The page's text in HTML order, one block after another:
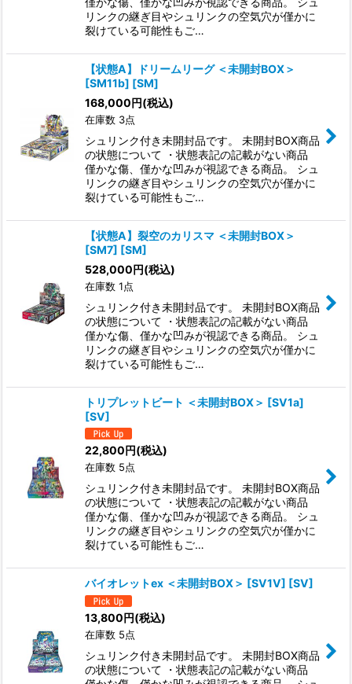
リンクの継ぎ目やシュリンクの空気穴が僅かに
裂けている可能性もご…
【状態A】ドリームリーグ ＜未開封BOX＞
[SM11b] [SM]
168,000円(税込)
在庫数 3点
シュリンク付き未開封品です。 未開封BOX商品
の状態について ・状態表記の記載がない商品
僅かな傷、僅かな凹みが視認できる商品。 シュ
リンクの継ぎ目やシュリンクの空気穴が僅かに
裂けている可能性もご…
【状態A】裂空のカリスマ ＜未開封BOX＞
[SM7] [SM]
528,000円(税込)
在庫数 1点
シュリンク付き未開封品です。 未開封BOX商品
の状態について ・状態表記の記載がない商品
僅かな傷、僅かな凹みが視認できる商品。 シュ
リンクの継ぎ目やシュリンクの空気穴が僅かに
裂けている可能性もご…
トリプレットビート ＜未開封BOX＞ [SV1a]
[SV]
22,800円(税込)
在庫数 5点
シュリンク付き未開封品です。 未開封BOX商品
の状態について ・状態表記の記載がない商品
僅かな傷、僅かな凹みが視認できる商品。 シュ
リンクの継ぎ目やシュリンクの空気穴が僅かに
裂けている可能性もご…
バイオレットex ＜未開封BOX＞ [SV1V] [SV]
13,800円(税込)
在庫数 5点
シュリンク付き未開封品です。 未開封BOX商品
の状態について ・状態表記の記載がない商品